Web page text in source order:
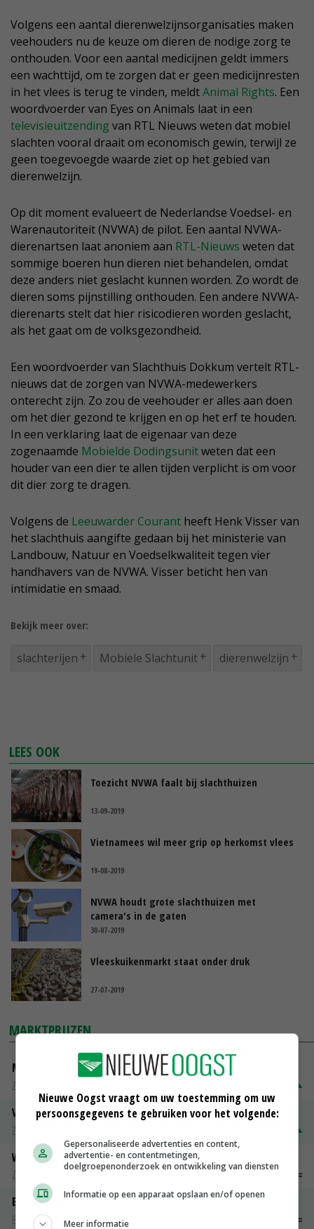
Volgens een aantal dierenwelzijnsorganisaties maken
veehouders nu de keuze om dieren de nodige zorg te
onthouden. Voor een aantal medicijnen geldt immers
een wachttijd, om te zorgen dat er geen medicijnresten
in het vlees is terug te vinden, meldtAnimal Rights. Een
woordvoerder van Eyes on Animals laat in een
televisieuitzending van RTL Nieuws weten dat mobiel
slachten vooral draait om economisch gewin, terwijl ze
geen toegevoegde waarde ziet op het gebied van
dierenwelzijn.
Op dit moment evalueert de Nederlandse Voedsel- en
Warenautoriteit (NVWA) de pilot. Een aantal NVWA-
dierenartsen laat anoniem aan RTL-Nieuws weten dat
sommige boeren hun dieren niet behandelen, omdat
deze anders niet geslacht kunnen worden. Zo wordt de
dieren soms pijnstilling onthouden. Een andere NVWA-
dierenarts stelt dat hier risicodieren worden geslacht,
als het gaat om de volksgezondheid.
Een woordvoerder van Slachthuis Dokkum vertelt RTL-
nieuws dat de zorgen van NVWA-medewerkers
onterecht zijn. Zo zou de veehouder er alles aan doen
om het dier gezond te krijgen en op het erf te houden.
In een verklaring laat de eigenaar van deze
zogenaamde Mobielde Dodingsunitweten dat een
houder van een dier te allen tijden verplicht is om voor
dit dier zorg te dragen.
Volgens de Leeuwarder Courant heeft Henk Visser van
het slachthuis aangifte gedaan bij het ministerie van
Landbouw, Natuur en Voedselkwaliteit tegen vier
handhavers van de NVWA. Visser beticht hen van
intimidatie en smaad.
Bekijk meer over:
slachterijen Mobiele Slachtunit dierenwelzijn
LEES OOK
Toezicht NVWA faalt bij slachthuizen
13-09-2019
Vietnamees wil meer grip op herkomst vlees
19-08-2019
NVWA houdt grote slachthuizen met
camera's in de gaten
30-07-2019
Vleeskuikenmarkt staat onder druk
27-07-2019
MARKTPRIJZEN
Magere melkpoeder
Zuivel weekprijzen
Volle melkpoeder
Zuivel weekprijzen
Weipoeder
Zuivel weekprijzen
€ 134,00
Boeren Gouda 12 kg
Boerenkaas
Nieuwe Oogst vraagt om uw toestemming om uw
persoonsgegevens te gebruiken voor het volgende:
Gepersonaliseerde advertenties en content,
advertentie- en contentmetingen,
doelgroepenonderzoek en ontwikkeling van diensten
Informatie op een apparaat opslaan en/of openen
Meer informatie